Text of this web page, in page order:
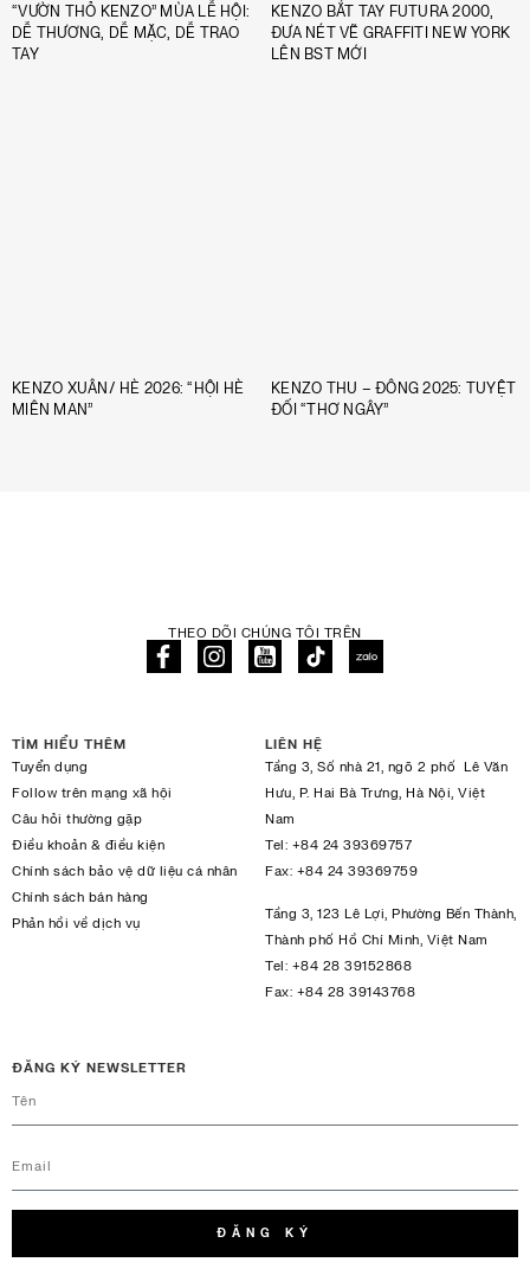
“VƯỜN THỎ KENZO” MÙA LỄ HỘI:
DỄ THƯƠNG, DỄ MẶC, DỄ TRAO
TAY
KENZO BẮT TAY FUTURA 2000,
ĐƯA NÉT VẼ GRAFFITI NEW YORK
LÊN BST MỚI
KENZO XUÂN/ HÈ 2026: “HỘI HÈ
MIÊN MAN”
KENZO THU – ĐÔNG 2025: TUYỆT
ĐỐI “THƠ NGÂY”
THEO DÕI CHÚNG TÔI TRÊN
TÌM HIỂU THÊM
Tuyển dụng
Follow trên mạng xã hội
Câu hỏi thường gặp
Điều khoản & điều kiện
Chính sách bảo vệ dữ liệu cá nhân
Chính sách bán hàng
Phản hồi về dịch vụ
LIÊN HỆ
Tầng 3, Số nhà 21, ngõ 2 phố Lê Văn
Hưu, P. Hai Bà Trưng, Hà Nội, Việt
Nam
Tel: +84 24 39369757
Fax: +84 24 39369759
Tầng 3, 123 Lê Lợi, Phường Bến Thành,
Thành phố Hồ Chí Minh, Việt Nam
Tel: +84 28 39152868
Fax: +84 28 39143768
ĐĂNG KÝ NEWSLETTER
ĐĂNG KÝ